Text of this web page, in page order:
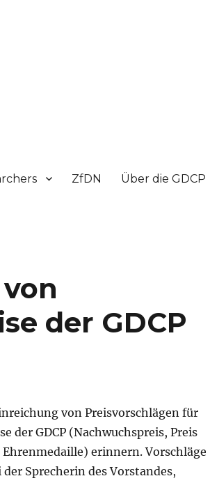
ZfDN Über die GDCP
der GDCP
von Preisvorschlägen für
der GDCP (Nachwuchspreis, Preis
erinnern. Vorschläge
Sprecherin des Vorstandes,